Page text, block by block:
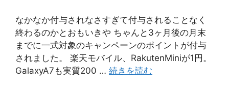
なかなか付与されなさすぎて付与されることなく
終わるのかとおもいきや ちゃんと3ヶ月後の月末
までに一式対象のキャンペーンのポイントが付与
されました。 楽天モバイル、RakutenMiniが1円。
GalaxyA7も実質200 … 続きを読む